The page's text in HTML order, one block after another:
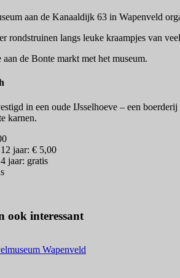
aan de Kanaaldijk 63 in Wapenveld
rondstruinen langs leuke kraampjes van
de Bonte markt met het museum.
in een oude IJsselhoeve – een
karnen.
jaar: € 5,00
jaar: gratis
ook interessant